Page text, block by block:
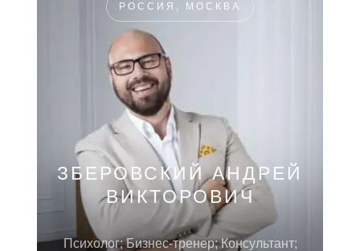
РОССИЯ, МОСКВА
ЗБЕРОВСКИЙ АНДРЕЙ
ВИКТОРОВИЧ
Психолог; Бизнес-тренер; Консультант;